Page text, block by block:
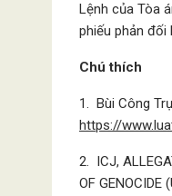
Lệnh của Tòa
phiếu phản đối
Chú thích
1. Bùi Công
https://
2. ICJ,
OF GENOCIDE